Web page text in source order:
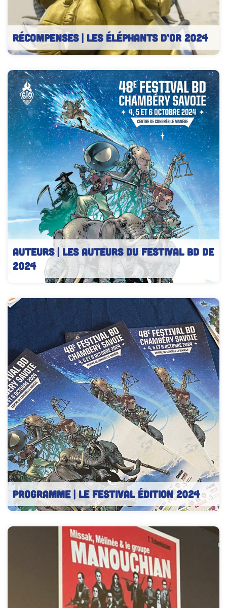
RÉCOMPENSES | Les Éléphants d’Or 2024
Éléphants d’Or2024
AUTEURS | Les auteurs du festival BD de
2024
PROGRAMME | Le festival édition 2024